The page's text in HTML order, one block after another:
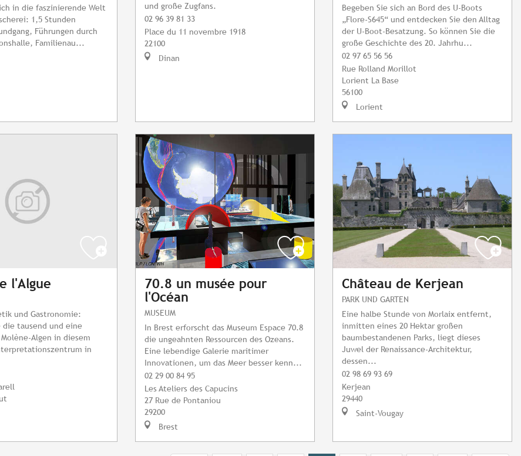
in die faszinierende Welt
1,5 Stunden
Führungen durch
Familienau...
und große Zugfans.
02 96 39 81 33
Place du 11 novembre 1918
22100
Dinan
Begeben Sie sich an Bord des U-Boots
„Flore-S645“ und entdecken Sie den Alltag
der U-Boot-Besatzung. So können Sie die
große Geschichte des 20. Jahrhu...
02 97 65 56 56
Rue Rolland Morillot
Lorient La Base
56100
Lorient
l'Algue
und Gastronomie:
die tausend und eine
Algen in diesem
in
70.8 un musée pour
l'Océan
MUSEUM
In Brest erforscht das Museum Espace 70.8
die ungeahnten Ressourcen des Ozeans.
Eine lebendige Galerie maritimer
Innovationen, um das Meer besser kenn...
02 29 00 84 95
Les Ateliers des Capucins
27 Rue de Pontaniou
29200
Brest
Château de Kerjean
PARK UND GARTEN
Eine halbe Stunde von Morlaix entfernt,
inmitten eines 20 Hektar großen
baumbestandenen Parks, liegt dieses
Juwel der Renaissance-Architektur,
dessen...
02 98 69 93 69
Kerjean
29440
Saint-Vougay